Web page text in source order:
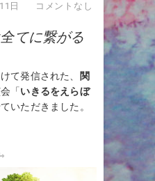
日 コメントなし
てに繋がる
て発信された、
関
「いきるをえらぼ
いただきました。